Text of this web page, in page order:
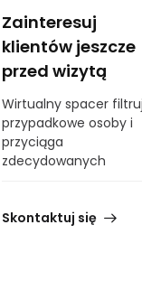
Zainteresuj
klientów jeszcze
przed wizytą
Wirtualny spacer
przypadkowe osoby i
przyciąga
zdecydowanych
Skontaktuj się